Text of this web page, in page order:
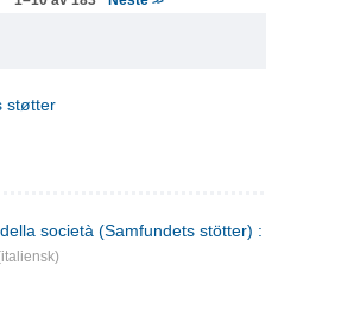
støtter
società (Samfundets stötter) : commedia